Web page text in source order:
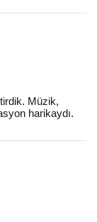
Müzik,
harikaydı.